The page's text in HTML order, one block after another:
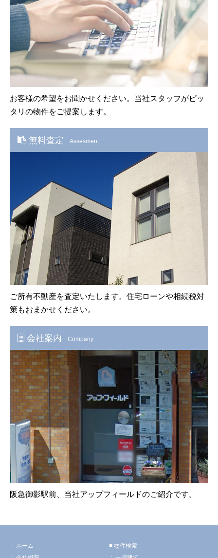
お客様の希望をお聞かせください。当社スタッフがピッ
タリの物件をご提案します。
無料査定 Assesment
ご所有不動産を査定いたします。住宅ローンや相続税対
策もおまかせください。
会社案内 Company
阪急御影駅前、当社アップフィールドのご紹介です。
ホーム
物件検索